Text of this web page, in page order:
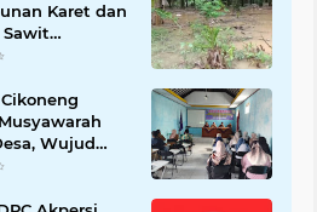
Karet dan
Sawit
banjir
Wujud
Kawal